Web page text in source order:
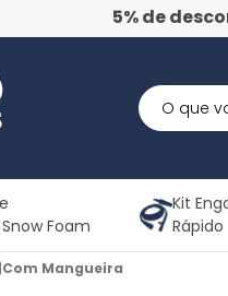
5% de
Foam
Kit
Rápido
|Com Mangueira